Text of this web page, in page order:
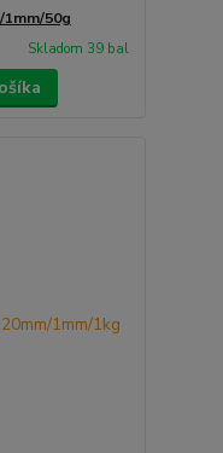
1mm/50g
Skladom 39 bal